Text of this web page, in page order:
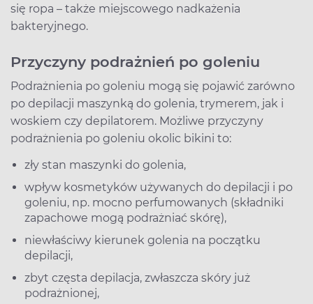
się ropa – także miejscowego nadkażenia
bakteryjnego.
Przyczyny podrażnień po goleniu
Podrażnienia po goleniu mogą się pojawić zarówno
po depilacji maszynką do golenia, trymerem, jak i
woskiem czy depilatorem. Możliwe przyczyny
podrażnienia po goleniu okolic bikini to:
zły stan maszynki do golenia,
wpływ kosmetyków używanych do depilacji i po
goleniu, np. mocno perfumowanych (składniki
zapachowe mogą podrażniać skórę),
niewłaściwy kierunek golenia na początku
depilacji,
zbyt częsta depilacja, zwłaszcza skóry już
podrażnionej,